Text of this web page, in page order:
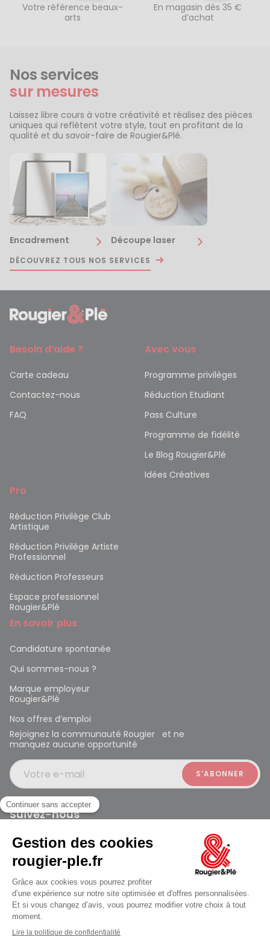
ouvert à 10:00
Votre référence beaux-
arts
En magasin dès 35 €
d’achat
Nos services
sur mesures
Laissez libre cours à votre créativité et réalisez des pièces
uniques qui reflètent votre style, tout en profitant de la
qualité et du savoir-faire de Rougier&Plé.
Encadrement Découpe laser
DÉCOUVREZ TOUS NOS SERVICES
Besoin d’aide ?
Carte cadeau
Contactez-nous
FAQ
Avec vous
Programme privilèges
Réduction Etudiant
Pass Culture
Programme de fidélité
Le Blog Rougier&Plé
Idées Créatives
Pro
Réduction Privilège Club
Artistique
Réduction Privilège Artiste
Professionnel
Réduction Professeurs
Espace professionnel
Rougier&Plé
En savoir plus
Candidature spontanée
Qui sommes-nous ?
Marque employeur
Rougier&Plé
Nos offres d’emploi
Rejoignez la communauté Rougier et ne
manquez aucune opportunité
Votre e-mail
Suivez-nous
Rougier et Plé 2024 Copyright